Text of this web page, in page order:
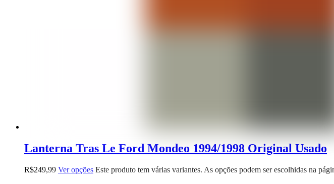
Lanterna Tras Le Ford Mondeo 1994/1998 Original Usado
R$249,99 Ver opções Este produto tem várias variantes. As opções podem ser escolhidas na